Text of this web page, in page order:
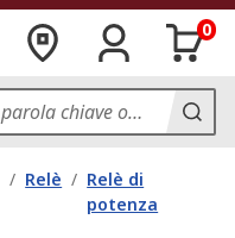
0
/ Relè / Relè di
potenza